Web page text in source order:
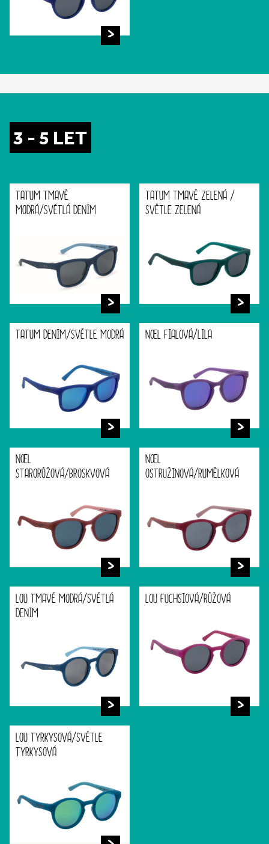
3 - 5 LET
TATUM TMAVĚ
MODRÁ/SVĚTLÁ DENIM
TATUM TMAVĚ ZELENÁ /
SVĚTLE ZELENÁ
TATUM DENIM/SVĚTLE MODRÁ NOEL FIALOVÁ/LILA
NOEL
STARORŮŽOVÁ/BROSKVOVÁ
NOEL
OSTRUŽINOVÁ/RUMĚLKOVÁ
LOU TMAVĚ MODRÁ/SVĚTLÁ
DENIM
LOU FUCHSIOVÁ/RŮŽOVÁ
LOU TYRKYSOVÁ/SVĚTLE
TYRKYSOVÁ